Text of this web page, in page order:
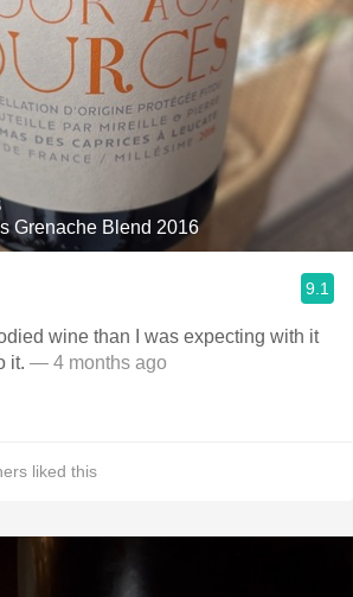
Grenache Blend 2016
9.1
wine than I was expecting with it
it. — 4 months ago
liked this